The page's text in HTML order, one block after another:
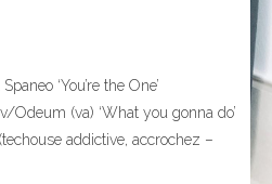
‘You’re the One’
Odeum (va) ‘What you gonna do’
addictive, accrochez –